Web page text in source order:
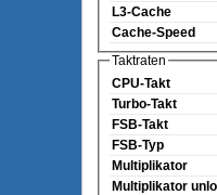
L3-Cache
Cache-Speed
Taktraten
CPU-Takt
Turbo-Takt
FSB-Takt
FSB-Typ
Multiplikator
Multiplikator